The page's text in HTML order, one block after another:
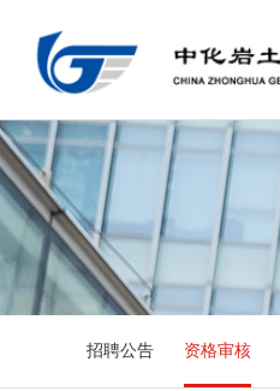
招聘公告 资格审核